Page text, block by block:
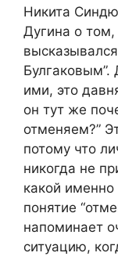
Никита
Дугина о том,
Булгаковым”.
ими, это
он тут же
отменяем?”
потому что
никогда не
какой
понятие
напоминает
ситуацию,